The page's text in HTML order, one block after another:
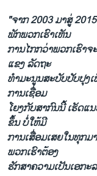
"ຈາກ 2003 ມາສູ່
ພັກພວກເຮົາເຫັນ
ການໄກກວ່າພວກເຮົາຈ
ແຂງ ລັດຖະ
ທຳມະນູນສະບັບປັບປຸງ
ການເຊື່ອມ
ໂຍງກັບສາກົນນີ້ ເຮັດ
ຂຶ້ນ ບໍ່ໃຫ້ມີ
ການເສື່ອມເສຍໃນທຸກ
ພວກເຮົາຕ້ອງ
ຮັກສາຄວາມເປັນເອກະ